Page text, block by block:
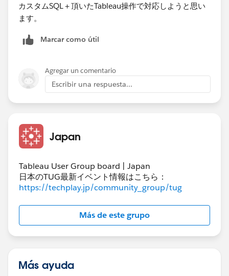
カスタムSQL＋頂いたTableau操作で対応しようと思い
ます。
Marcar como útil
Agregar un comentario
Escribir una respuesta...
Japan
Tableau User Group board | Japan
日本のTUG最新イベント情報はこちら：
https://techplay.jp/community_group/tug
Más de este grupo
Más ayuda